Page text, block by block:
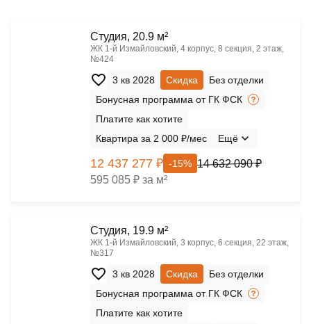
Cтудия, 20.9 м²
ЖК 1‑й Измайловский, 4 корпус, 8 секция, 2 этаж,
№424
3 кв 2028 Скидка
Без отделки
Бонусная программа от ГК ФСК
Платите как хотите
Квартира за 2 000 ₽/мес
Ещё
12 437 277 ₽ -15% 14 632 090 ₽
595 085 ₽ за м²
Cтудия, 19.9 м²
ЖК 1‑й Измайловский, 3 корпус, 6 секция, 22 этаж,
№317
3 кв 2028 Скидка
Без отделки
Бонусная программа от ГК ФСК
Платите как хотите